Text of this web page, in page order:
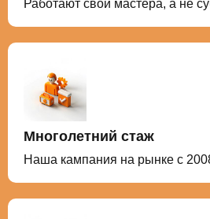
Работают свои мастера, а не
Многолетний стаж
Наша кампания на рынке с